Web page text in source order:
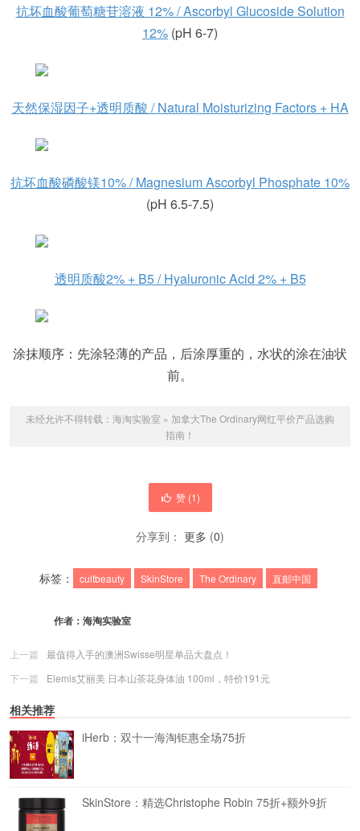
抗坏血酸葡萄糖苷溶液 12% / Ascorbyl Glucoside Solution
12% (pH 6-7)
天然保湿因子+透明质酸 / Natural Moisturizing Factors + HA
抗坏血酸磷酸镁10% / Magnesium Ascorbyl Phosphate 10%
(pH 6.5-7.5)
透明质酸2% + B5 / Hyaluronic Acid 2% + B5
涂抹顺序：先涂轻薄的产品，后涂厚重的，水状的涂在油状
前。
未经允许不得转载： 海淘实验室 » 加拿大The Ordinary网红平价产品选购
指南！
赞 (1)
分享到： 更多 (0)
标签： cultbeauty SkinStore The Ordinary 直邮中国
作者： 海淘实验室
上一篇
最值得入手的澳洲Swisse明星单品大盘点！
下一篇
Elemis艾丽美 日本山茶花身体油 100ml，特价191元
相关推荐
iHerb：双十一海淘钜惠全场75折
SkinStore：精选Christophe Robin 75折+额外9折